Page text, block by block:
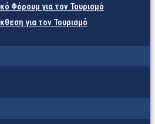
Φόρουμ για τον Τουρισμό
για τον Τουρισμό